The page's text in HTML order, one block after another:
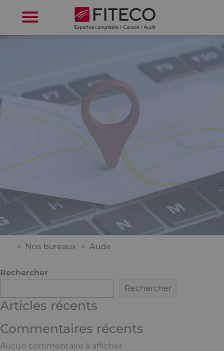
> Nos bureaux > Aude
Rechercher
Rechercher
Articles récents
Commentaires récents
Aucun commentaire à afficher.
Cookies management panel